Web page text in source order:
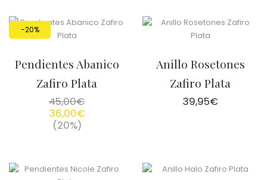
-20%
Pendientes Abanico
Zafiro Plata
45,00€
36,00€
(20%)
Anillo Rosetones
Zafiro Plata
39,95€